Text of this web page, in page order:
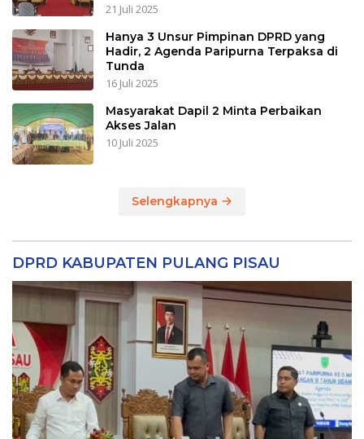
21 Juli 2025
Hanya 3 Unsur Pimpinan DPRD yang
Hadir, 2 Agenda Paripurna Terpaksa di
Tunda
16 Juli 2025
Masyarakat Dapil 2 Minta Perbaikan
Akses Jalan
10 Juli 2025
Selengkapnya
DPRD KABUPATEN PULANG PISAU